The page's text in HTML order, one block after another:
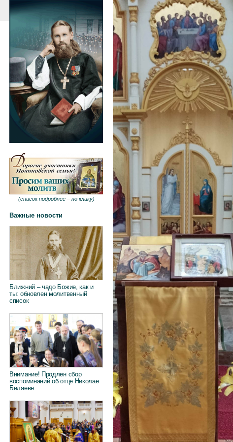
(список подробнее – по клику)
Важные новости
Ближний – чадо Божие, как и
ты: обновлен молитвенный
список
Внимание! Продлен сбор
воспоминаний об отце Николае
Беляеве